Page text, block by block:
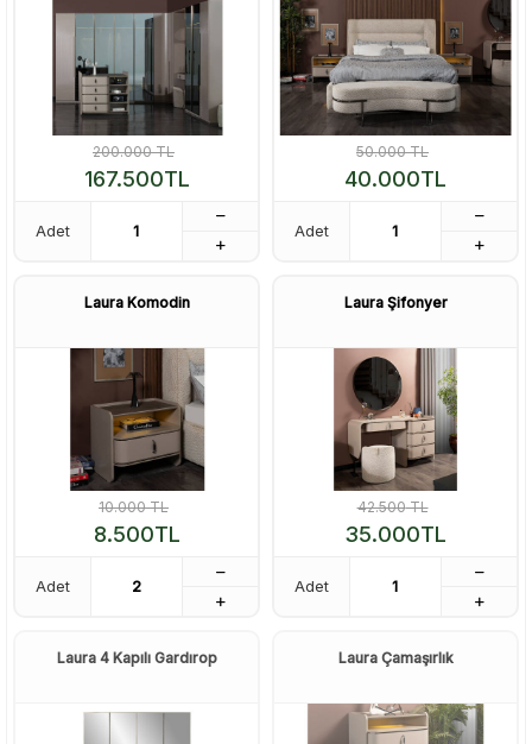
200.000TL
167.500TL
Adet
50.000TL
40.000TL
Adet
Laura Komodin
10.000TL
8.500TL
Adet
Laura Şifonyer
42.500TL
35.000TL
Adet
Laura 4 Kapılı Gardırop Laura Çamaşırlık